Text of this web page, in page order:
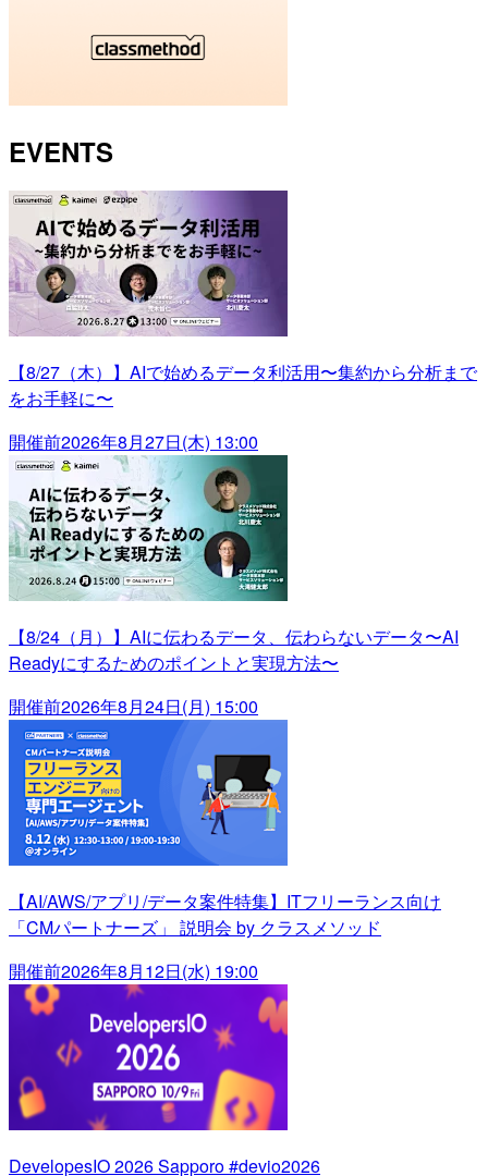
EVENTS
【8/27（木）】AIで始めるデータ利活用〜集約から分析まで
をお手軽に〜
開催前2026年8月27日(木) 13:00
【8/24（月）】AIに伝わるデータ、伝わらないデータ〜AI
Readyにするためのポイントと実現方法〜
開催前2026年8月24日(月) 15:00
【AI/AWS/アプリ/データ案件特集】ITフリーランス向け
「CMパートナーズ」 説明会 by クラスメソッド
開催前2026年8月12日(水) 19:00
DevelopesIO 2026 Sapporo #devio2026